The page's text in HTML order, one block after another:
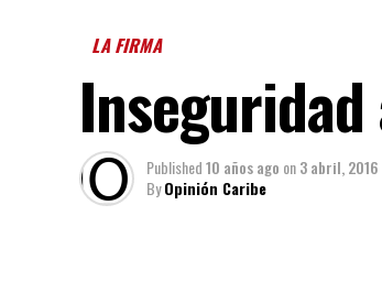
LA FIRMA
Published10 años ago on3 abril, 2016
ByOpinión Caribe